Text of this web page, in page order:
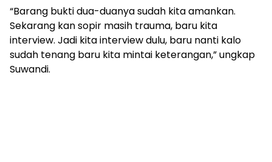
“Barang bukti dua-duanya sudah kita amankan.
Sekarang kan sopir masih trauma, baru kita
interview. Jadi kita interview dulu, baru nanti kalo
sudah tenang baru kita mintai keterangan,” ungkap
Suwandi.